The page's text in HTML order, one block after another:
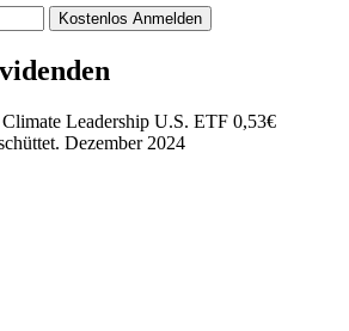
Kostenlos Anmelden
Leadership U.S. ETF 0,53€
Dezember 2024